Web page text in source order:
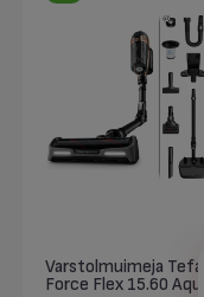
Varstolmuimeja Tefal
Force Flex 15.60 Aqua